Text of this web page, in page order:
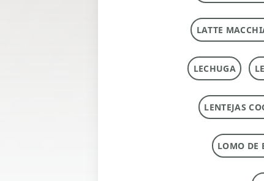
LATTE
LECHUGA
LENTEJAS
LOMO DE